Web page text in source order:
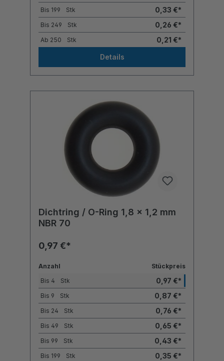
Bis 199 Stk 0,33 €*
Bis 249 Stk 0,26 €*
Ab 250 Stk
0,21 €*
Details
Dichtring / O-Ring 1,8 x 1,2 mm
NBR 70
0,97 €*
Anzahl
Stückpreis
Bis 4 Stk 0,97 €*
Bis 9 Stk 0,87 €*
Bis 24 Stk 0,76 €*
Bis 49 Stk 0,65 €*
Bis 99 Stk 0,43 €*
Bis 199 Stk 0,35 €*